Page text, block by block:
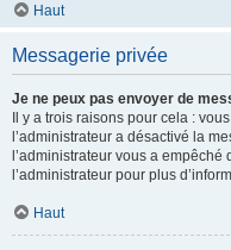
Haut
Messagerie privée
Je ne peux pas envoyer de
Il y a trois raisons pour cela :
l’administrateur a désactivé la
l’administrateur vous a empêché
l’administrateur pour plus
Haut